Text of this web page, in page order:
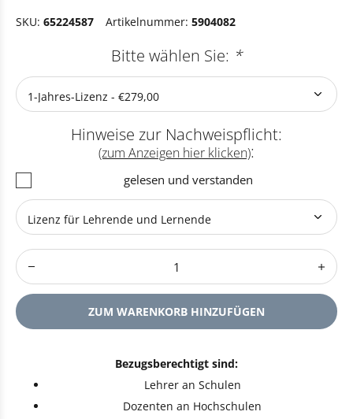
SKU: 65224587 Artikelnummer: 5904082
Bitte wählen Sie: *
Hinweise zur Nachweispflicht:
(zum Anzeigen hier klicken):
gelesen und verstanden
ZUM WARENKORB HINZUFÜGEN
Bezugsberechtigt sind:
Lehrer an Schulen
Dozenten an Hochschulen